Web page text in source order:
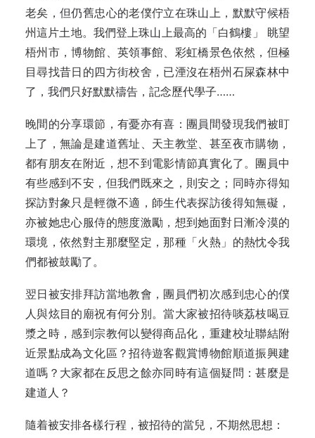
老矣，但仍舊忠心的老僕佇立在珠山上，默默守候梧
州這片土地。我們登上珠山上最高的「白鶴樓」 眺望
梧州市，博物館、英領事館、彩虹橋景色依然，但極
目尋找昔日的四方街校舍，已湮沒在梧州石屎森林中
了，我們只好默默禱告，記念歷代學子……
晚間的分享環節，有憂亦有喜：團員間發現我們被盯
上了，無論是建道舊址、天主教堂、甚至夜市購物，
都有朋友在附近，想不到電影情節真實化了。團員中
有些感到不安，但我們既來之，則安之；同時亦得知
探訪對象只是輕微不適，師生代表探訪後得知無礙，
亦被她忠心服侍的態度激勵，想到她面對日漸冷漠的
環境，依然對主那麼堅定，那種「火熱」的熱忱令我
們都被鼓勵了。
翌日被安排拜訪當地教會，團員們初次感到忠心的僕
人與炫目的廟祝有何分別。當大家被招待啖荔枝喝豆
漿之時，感到宗教何以變得商品化，重建校址聯結附
近景點成為文化區？招待遊客觀賞博物館順道振興建
道嗎？大家都在反思之餘亦同時有這個疑問：甚麼是
建道人？
隨着被安排各樣行程，被招待的當兒，不期然思想：